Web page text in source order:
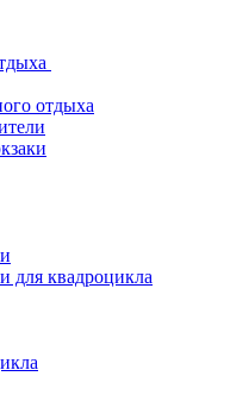
отдыха
для квадроцикла